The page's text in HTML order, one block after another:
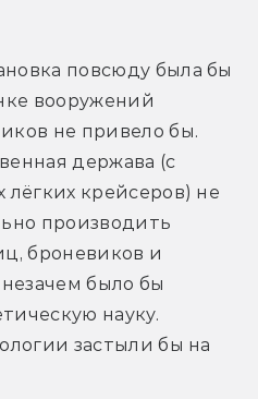
повсюду была бы
вооружений
не привело бы.
держава (с
лёгких крейсеров) не
производить
броневиков и
было бы
науку.
застыли бы на